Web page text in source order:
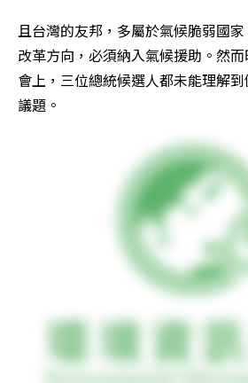
且台灣的友邦，多屬於氣候脆弱國
改革方向，必須納入氣候援助。然
會上，三位總統候選人都未能理解
議題。